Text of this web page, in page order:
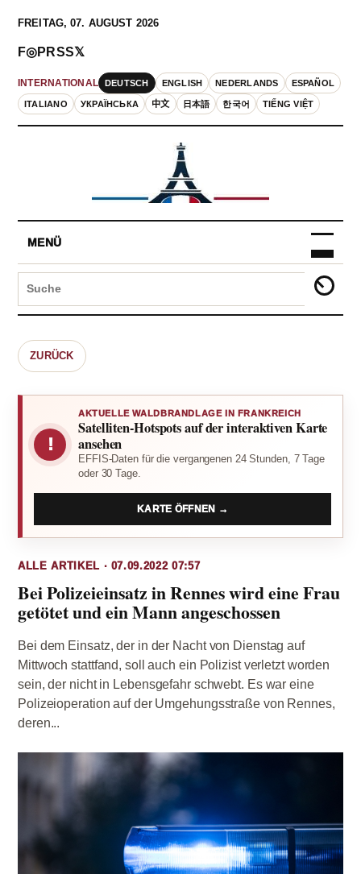
FREITAG, 07. AUGUST 2026
INTERNATIONAL DEUTSCH ENGLISH NEDERLANDS ESPAÑOL
ITALIANO УКРАЇНСЬКА 中文 日本語 한국어 TIẾNG VIỆT
F◎PRSS𝕏
MENÜ
ZURÜCK
!
AKTUELLE WALDBRANDLAGE IN FRANKREICH
Satelliten-Hotspots auf der interaktiven Karte
ansehen
EFFIS-Daten für die vergangenen 24 Stunden, 7 Tage
oder 30 Tage.
KARTE ÖFFNEN →
ALLE ARTIKEL · 07.09.2022 07:57
Bei Polizeieinsatz in Rennes wird eine Frau
getötet und ein Mann angeschossen
Bei dem Einsatz, der in der Nacht von Dienstag auf
Mittwoch stattfand, soll auch ein Polizist verletzt worden
sein, der nicht in Lebensgefahr schwebt. Es war eine
Polizeioperation auf der Umgehungsstraße von Rennes,
deren...